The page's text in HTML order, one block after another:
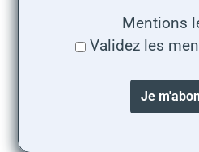
Mentions
Validez les